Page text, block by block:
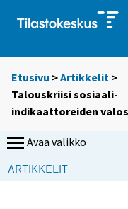
Etusivu >Artikkelit >
Talouskriisi sosiaali-
indikaattoreiden
Avaa valikko
ARTIKKELIT